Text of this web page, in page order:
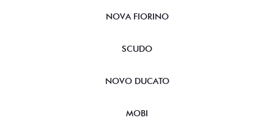
NOVA FIORINO
SCUDO
NOVO DUCATO
MOBI